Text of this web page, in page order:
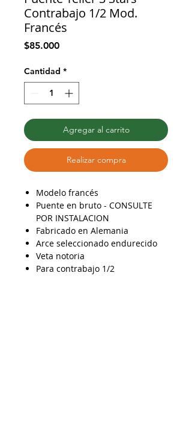
Contrabajo 1/2 Mod.
Francés
$85.000Precio
Cantidad *
Agregar al carrito
Realizar compra
Modelo francés
Puente en bruto - CONSULTE
POR INSTALACION
Fabricado en Alemania
Arce seleccionado endurecido
Veta notoria
Para contrabajo 1/2